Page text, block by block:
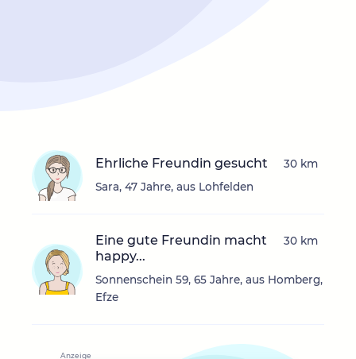
Ehrliche Freundin gesucht
Sara, 47 Jahre, aus Lohfelden
30 km
Eine gute Freundin macht
happy...
Sonnenschein 59, 65 Jahre, aus Homberg,
Efze
30 km